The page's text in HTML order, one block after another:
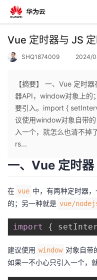
返
个
人
主
页
我
的
开
发
我
Vue 定时器与 JS
SHQ1874009 2024/
【摘要】 一、Vue 定时
器API，window对象上的
要引入。import {
议使用window对象自带
入一个，就怎么也清不
rs...
一、Vue 定时器
在 vue 中，有两种定时器
的；另一种就是 vue/
import {
建议使用 window 对象自带
如果一不小心只引入一个，